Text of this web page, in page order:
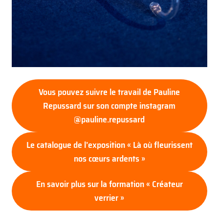
Vous pouvez suivre le travail de Pauline
Repussard sur son compte instagram
@pauline.repussard
Le catalogue de l’exposition « Là où fleurissent
nos cœurs ardents »
En savoir plus sur la formation « Créateur
verrier »